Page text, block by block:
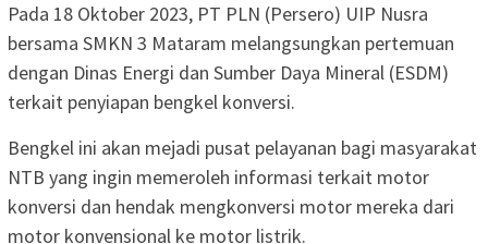
Pada 18 Oktober 2023, PT PLN (Persero) UIP Nusra
bersama SMKN 3 Mataram melangsungkan pertemuan
dengan Dinas Energi dan Sumber Daya Mineral (ESDM)
terkait penyiapan bengkel konversi.
Bengkel ini akan mejadi pusat pelayanan bagi masyarakat
NTB yang ingin memeroleh informasi terkait motor
konversi dan hendak mengkonversi motor mereka dari
motor konvensional ke motor listrik.